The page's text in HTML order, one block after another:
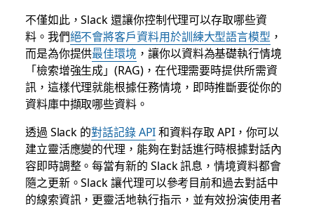
不僅如此，Slack 還讓你控制代理可以存取哪些資
料。我們絕不會將客戶資料用於訓練大型語言模型 ，
而是為你提供最佳環境 ，讓你以資料為基礎執行情境
「檢索增強生成」(RAG)，在代理需要時提供所需資
訊，這樣代理就能根據任務情境，即時推斷要從你的
資料庫中擷取哪些資料。
透過 Slack 的對話記錄 API和資料存取 API，你可以
建立靈活應變的代理，能夠在對話進行時根據對話內
容即時調整。每當有新的 Slack 訊息，情境資料都會
隨之更新。Slack 讓代理可以參考目前和過去對話中
的線索資訊，更靈活地執行指示，並有效扮演使用者